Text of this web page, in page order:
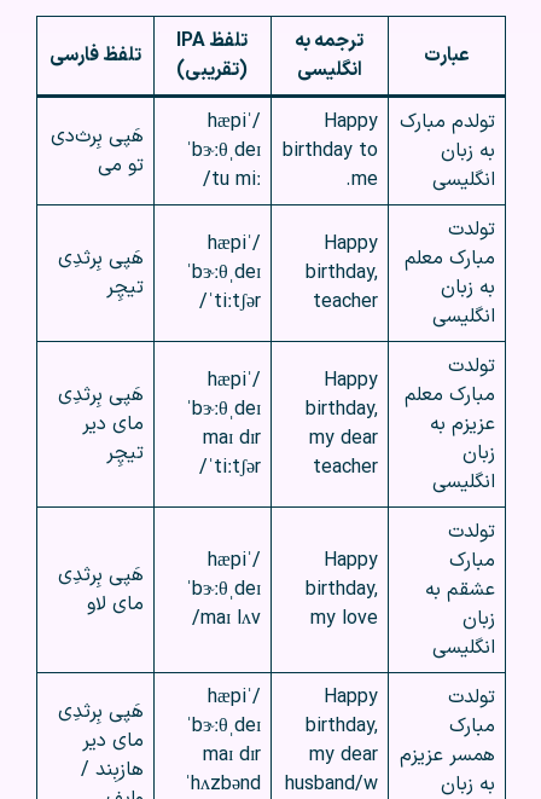
عبارت
ترجمه به
انگلیسی
تلفظ IPA
(تقریبی)
تلفظ فارسی
تولدم مبارک
به زبان
انگلیسی
Happy
birthday to
me.
/ˈhæpi
ˈbɝːθˌdeɪ
tu miː/
هَپی بِرث‌دی
تو می
تولدت
مبارک معلم
به زبان
انگلیسی
Happy
birthday,
teacher
/ˈhæpi
ˈbɝːθˌdeɪ
ˈtiːtʃər/
هَپی بِرثدِی
تیچِر
تولدت
مبارک معلم
عزیزم به
زبان
انگلیسی
Happy
birthday,
my dear
teacher
/ˈhæpi
ˈbɝːθˌdeɪ
maɪ dɪr
ˈtiːtʃər/
هَپی بِرثدِی
مای دیر
تیچِر
تولدت
مبارک
عشقم به
زبان
انگلیسی
Happy
birthday,
my love
/ˈhæpi
ˈbɝːθˌdeɪ
maɪ lʌv/
هَپی بِرثدِی
مای لاو
تولدت
مبارک
همسر عزیزم
به زبان
Happy
birthday,
my dear
husband/w
/ˈhæpi
ˈbɝːθˌdeɪ
maɪ dɪr
ˈhʌzbənd
هَپی بِرثدِی
مای دیر
هازبِند /